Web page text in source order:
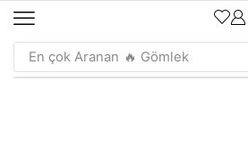
En çok Aranan 🔥 Gömlek